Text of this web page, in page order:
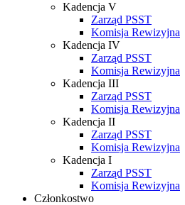
Kadencja V
Zarząd PSST
Komisja Rewizyjna
Kadencja IV
Zarząd PSST
Komisja Rewizyjna
Kadencja III
Zarząd PSST
Komisja Rewizyjna
Kadencja II
Zarząd PSST
Komisja Rewizyjna
Kadencja I
Zarząd PSST
Komisja Rewizyjna
Członkostwo